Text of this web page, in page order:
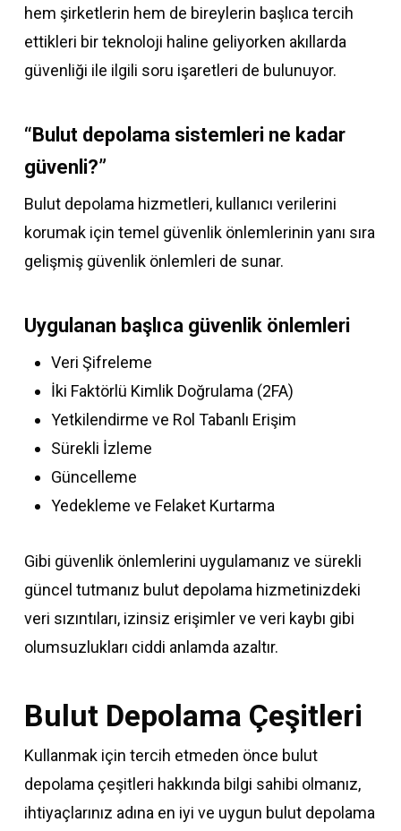
hem şirketlerin hem de bireylerin başlıca tercih
ettikleri bir teknoloji haline geliyorken akıllarda
güvenliği ile ilgili soru işaretleri de bulunuyor.
“Bulut depolama sistemleri ne kadar
güvenli?”
Bulut depolama hizmetleri, kullanıcı verilerini
korumak için temel güvenlik önlemlerinin yanı sıra
gelişmiş güvenlik önlemleri de sunar.
Uygulanan başlıca güvenlik önlemleri
Veri Şifreleme
İki Faktörlü Kimlik Doğrulama (2FA)
Yetkilendirme ve Rol Tabanlı Erişim
Sürekli İzleme
Güncelleme
Yedekleme ve Felaket Kurtarma
Gibi güvenlik önlemlerini uygulamanız ve sürekli
güncel tutmanız bulut depolama hizmetinizdeki
veri sızıntıları, izinsiz erişimler ve veri kaybı gibi
olumsuzlukları ciddi anlamda azaltır.
Bulut Depolama Çeşitleri
Kullanmak için tercih etmeden önce bulut
depolama çeşitleri hakkında bilgi sahibi olmanız,
ihtiyaçlarınız adına en iyi ve uygun bulut depolama